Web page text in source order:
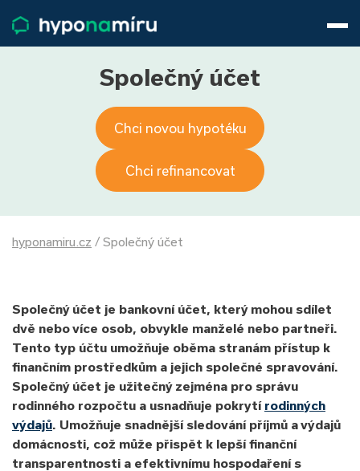
Životní pojištění
Pojištění nemovitosti
O nás
800 688 388
Přihlásit
Společný účet
Chci novou hypotéku
Chci refinancovat
hyponamiru.cz / Společný účet
Společný účet je bankovní účet, který mohou sdílet
dvě nebo více osob, obvykle manželé nebo partneři.
Tento typ účtu umožňuje oběma stranám přístup k
finančním prostředkům a jejich společné spravování.
Společný účet je užitečný zejména pro správu
rodinného rozpočtu a usnadňuje pokrytí rodinných
výdajů. Umožňuje snadnější sledování příjmů a výdajů
domácnosti, což může přispět k lepší finanční
transparentnosti a efektivnímu hospodaření s